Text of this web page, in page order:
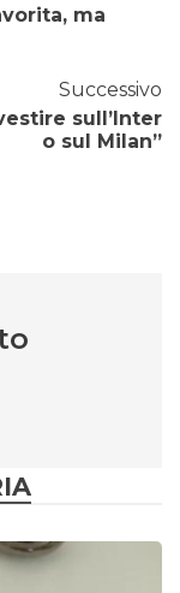
ma
Successivo
sull’Inter
o sul Milan”